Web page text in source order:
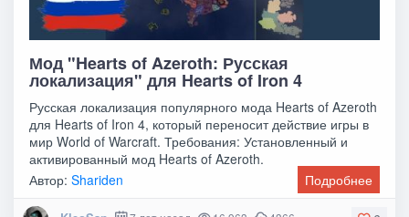
Мод "Hearts of Azeroth: Русская
локализация" для Hearts of Iron 4
Русская локализация популярного мода Hearts of Azeroth
для Hearts of Iron 4, который переносит действие игры в
мир World of Warcraft. Требования: Установленный и
активированный мод Hearts of Azeroth.
Автор:Shariden Подробнее